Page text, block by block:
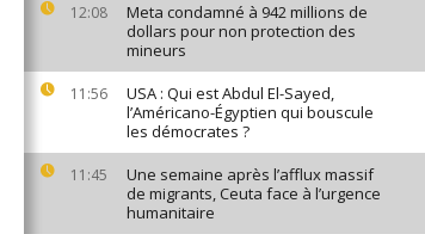
12:08
Meta condamné à 942 millions de
dollars pour non protection des
mineurs
11:56
USA : Qui est Abdul El-Sayed,
l’Américano-Égyptien qui bouscule
les démocrates ?
11:45
Une semaine après l’afflux massif
de migrants, Ceuta face à l’urgence
humanitaire